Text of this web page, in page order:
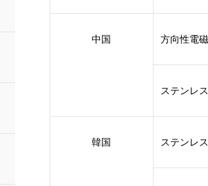
中国 方向性電
ステンレ
韓国 ステンレ